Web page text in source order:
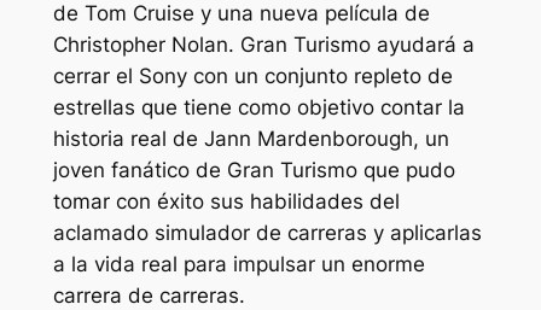
de Tom Cruise y una nueva película de
Christopher Nolan. Gran Turismoayudará a
cerrar el Sony con un conjunto repleto de
estrellas que tiene como objetivo contar la
historia real de Jann Mardenborough, un
joven fanático de Gran Turismo que pudo
tomar con éxito sus habilidades del
aclamado simulador de carreras y aplicarlas
a la vida real para impulsar un enorme
carrera de carreras.